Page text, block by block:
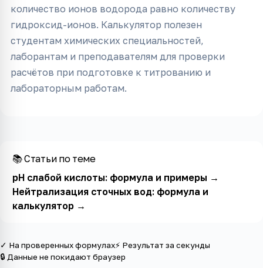
количество ионов водорода равно количеству
гидроксид-ионов. Калькулятор полезен
студентам химических специальностей,
лаборантам и преподавателям для проверки
расчётов при подготовке к титрованию и
лабораторным работам.
📚 Статьи по теме
pH слабой кислоты: формула и примеры →
Нейтрализация сточных вод: формула и
калькулятор→
✓ На проверенных формулах⚡ Результат за секунды
🔒 Данные не покидают браузер